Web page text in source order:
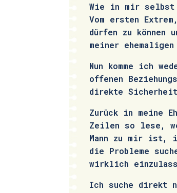
Wie in mir selbst
Vom ersten
dürfen zu können
meiner ehemaligen
Nun komme ich
offenen
direkte Sicherheit
Zurück in meine
Zeilen so lese,
Mann zu mir ist,
die Probleme
wirklich
Ich suche direkt